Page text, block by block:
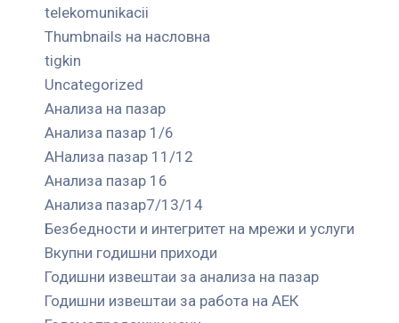
telekomunikacii
Thumbnails на насловна
tigkin
Uncategorized
Анализа на пазар
Анализа пазар 1/6
АНализа пазар 11/12
Анализа пазар 16
Анализа пазар7/13/14
Безбедности и интегритет на мрежи и услуги
Вкупни годишни приходи
Годишни извештаи за анализа на пазар
Годишни извештаи за работа на АЕК